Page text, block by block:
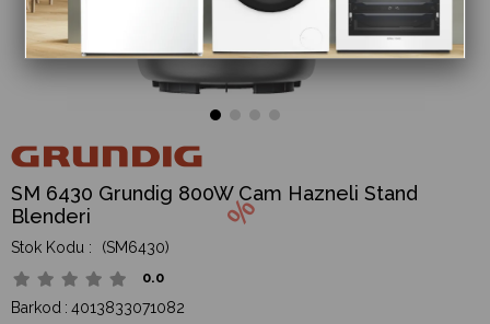
SM 6430 Grundig 800W Cam Hazneli Stand
Blenderi
(SM6430)
0.0
Barkod : 4013833071082